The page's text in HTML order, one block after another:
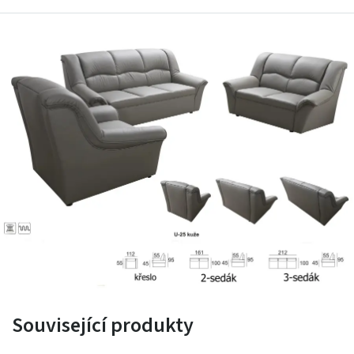
více než 6 osob.
Bude se vám líbit:
Možnost rozšíření sedací soupravy o další komponenty.
Výběr barvy dle vlastního vkusu z rozsáhlého vzorníku.
Elegantní nadčasový design a kvalitní provedení.
Domluvte si zaslání vzorků kůže +420 775 615 760
Související produkty